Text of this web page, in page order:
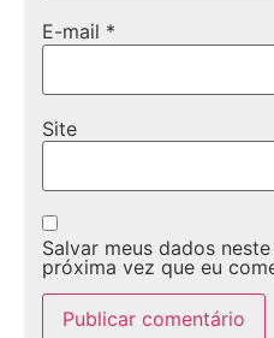
E-mail *
Site
Salvar meus dados
próxima vez que eu